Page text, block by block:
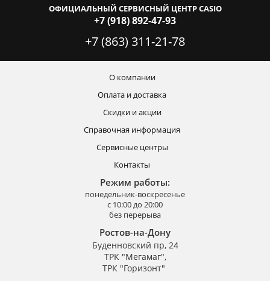
ОФИЦИАЛЬНЫЙ СЕРВИСНЫЙ ЦЕНТР CASIO
+7 (918) 892-47-93
+7 (863) 311-21-78
О компании
Оплата и доставка
Скидки и акции
Справочная информация
Сервисные центры
Контакты
Режим работы:
понедельник-воскресенье
с 10:00 до 20:00
без перерыва
Ростов-на-Дону
Буденновский пр, 24
ТРК "Мегамаг",
ТРК "Горизонт"